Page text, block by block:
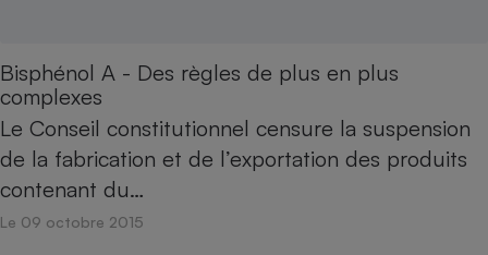
Bisphénol A - Des règles de plus en plus
complexes
Le Conseil constitutionnel censure la suspension
de la fabrication et de l’exportation des produits
contenant du…
Le 09 octobre 2015